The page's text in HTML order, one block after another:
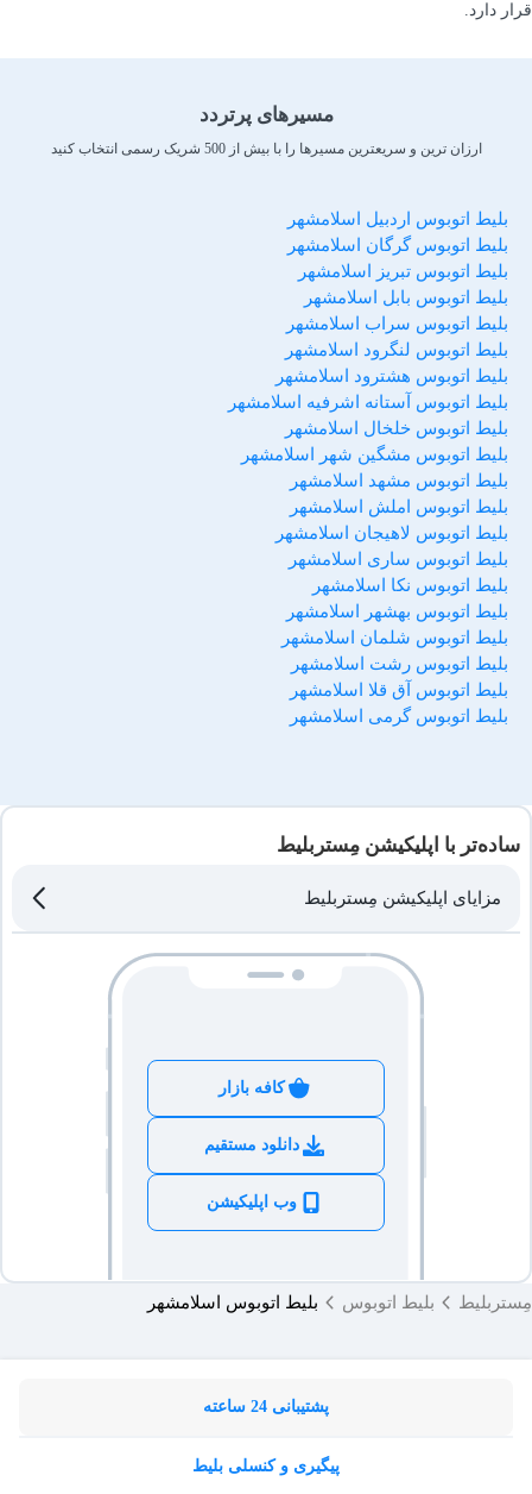
قرار دارد.
مسیرهای پرتردد
ارزان ترین و سریعترین مسیرها را با بیش از 500 شریک رسمی انتخاب کنید
بلیط اتوبوس اردبیل اسلامشهر
بلیط اتوبوس گرگان اسلامشهر
بلیط اتوبوس تبریز اسلامشهر
بلیط اتوبوس بابل اسلامشهر
بلیط اتوبوس سراب اسلامشهر
بلیط اتوبوس لنگرود اسلامشهر
بلیط اتوبوس هشترود اسلامشهر
بلیط اتوبوس آستانه اشرفیه اسلامشهر
بلیط اتوبوس خلخال اسلامشهر
بلیط اتوبوس مشگین شهر اسلامشهر
بلیط اتوبوس مشهد اسلامشهر
بلیط اتوبوس املش اسلامشهر
بلیط اتوبوس لاهیجان اسلامشهر
بلیط اتوبوس ساری اسلامشهر
بلیط اتوبوس نکا اسلامشهر
بلیط اتوبوس بهشهر اسلامشهر
بلیط اتوبوس شلمان اسلامشهر
بلیط اتوبوس رشت اسلامشهر
بلیط اتوبوس آق قلا اسلامشهر
بلیط اتوبوس گرمی اسلامشهر
ساده‌تر با اپلیکیشن مِستربلیط
مزایای اپلیکیشن مِستربلیط
کافه بازار
دانلود مستقیم
وب اپلیکیشن
مِستربلیط بلیط اتوبوس بلیط اتوبوس اسلامشهر
پشتیبانی 24 ساعته
پیگیری و کنسلی بلیط